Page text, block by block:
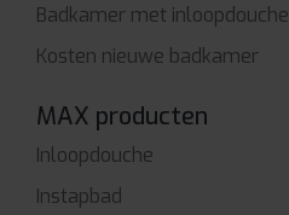
Badkamer met inloopdouche
Kosten nieuwe badkamer
MAX producten
Inloopdouche
Instapbad